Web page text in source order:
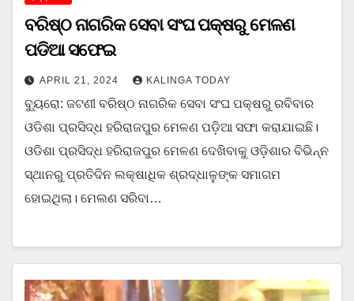
ବରିଷ୍ଠ ନାଗରିକ ସେବା ସଂଘ ପକ୍ଷରୁ ମେଳଣ
ପଡିଆ ସଫେଇ
APRIL 21, 2024 KALINGA TODAY
ବ୍ୟୁରୋ: ଜଟଣୀ ବରିଷ୍ଠ ନାଗରିକ ସେବା ସଂଘ ପକ୍ଷରୁ ରବିବାର
ଓଡିଶା ପ୍ରସିଦ୍ଧ ହରିରାଜପୁର ମେଳଣ ପଡ଼ିଆ ସଫା କରାଯାଇଛି।
ଓଡିଶା ପ୍ରସିଦ୍ଧ ହରିରାଜପୁର ମେଳଣ ଦେଖିବାକୁ ଓଡ଼ିଶାର ବିଭିନ୍ନ
ସ୍ଥାନରୁ ପ୍ରତିଦିନ ଲକ୍ଷାଧିକ ଶ୍ରଦ୍ଧାଳୁଙ୍କ ସମାଗମ
ହୋଇଥିଲା। ମେଲଣ ସରିବା…